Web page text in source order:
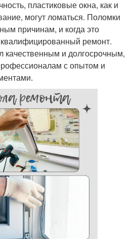
пластиковые окна, как и
могут ломаться. Поломки
причинам, и когда это
квалифицированный ремонт.
качественным и долгосрочным,
с опытом и